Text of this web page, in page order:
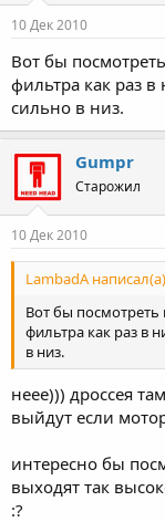
10 Дек 2010
Вот бы
фильтра как раз в
сильно в низ.
Gumpr
Старожил
10 Дек 2010
LambadA
Вот бы посмотреть
фильтра как раз в
в низ.
неее))) дроссея
выйдут если
интересно бы
выходят так
:?